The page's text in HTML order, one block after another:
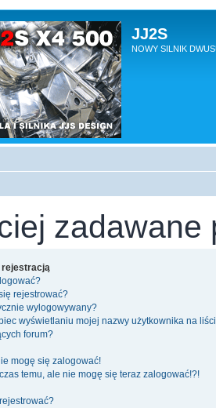
JJ2S
NOWY SILNIK
zadawane
rejestracją
rejestrować?
wylogowywany?
wyświetlaniu mojej nazwy użytkownika na
forum?
mogę się zalogować!
temu, ale nie mogę się teraz zalogować!?!